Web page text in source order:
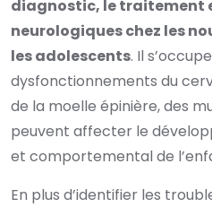
diagnostic, le traitement
neurologiques chez les
les adolescents. Il
dysfonctionnements du
de la moelle épinière, des
peuvent affecter le
et comportemental de
En plus d’identifier les